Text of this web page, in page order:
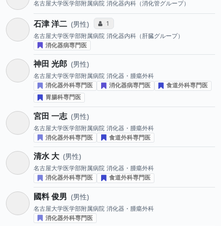
名古屋大学医学部附属病院 消化器内科（消化管グループ）
石津 洋二 男性 コミュニケーション・タイプ投票数
1
名古屋大学医学部附属病院 消化器内科（肝臓グループ）
消化器病専門医
神田 光郎 男性
名古屋大学医学部附属病院 消化器・腫瘍外科
消化器外科専門医
消化器病専門医
食道外科専門医
胃腸科専門医
宮田 一志 男性
名古屋大学医学部附属病院 消化器・腫瘍外科
消化器外科専門医
食道外科専門医
清水 大 男性
名古屋大学医学部附属病院 消化器・腫瘍外科
消化器外科専門医
食道外科専門医
國料 俊男 男性
名古屋大学医学部附属病院 消化器・腫瘍外科
消化器外科専門医